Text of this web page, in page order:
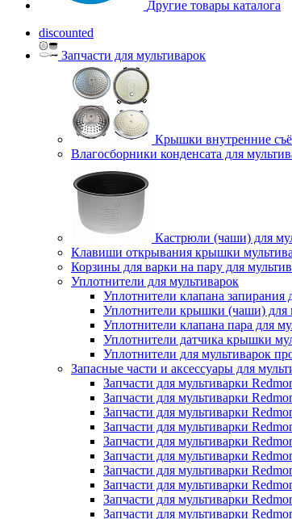
Другие товары каталога
discounted
Запчасти для мультиварок
Крышки внутренние
Влагосборники конденсата для
Кастрюли (чаши) для
Клавиши открывания крышки
Корзины для варки на пару для
Уплотнители для мультиварок
Уплотнители клапана запирания
Уплотнители крышки (чаши) для
Уплотнители клапана пара для
Уплотнители датчика крышки
Уплотнители для мультиварок
Запасные части и аксессуары для
Запчасти для мультиварки
Запчасти для мультиварки
Запчасти для мультиварки
Запчасти для мультиварки
Запчасти для мультиварки
Запчасти для мультиварки
Запчасти для мультиварки
Запчасти для мультиварки
Запчасти для мультиварки
Запчасти для мультиварки